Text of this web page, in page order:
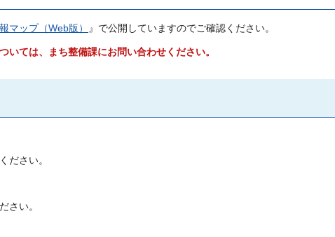
マップ（Web版） 』で公開していますのでご確認ください。
ては、まち整備課にお問い合わせください。
ださい。
さい。